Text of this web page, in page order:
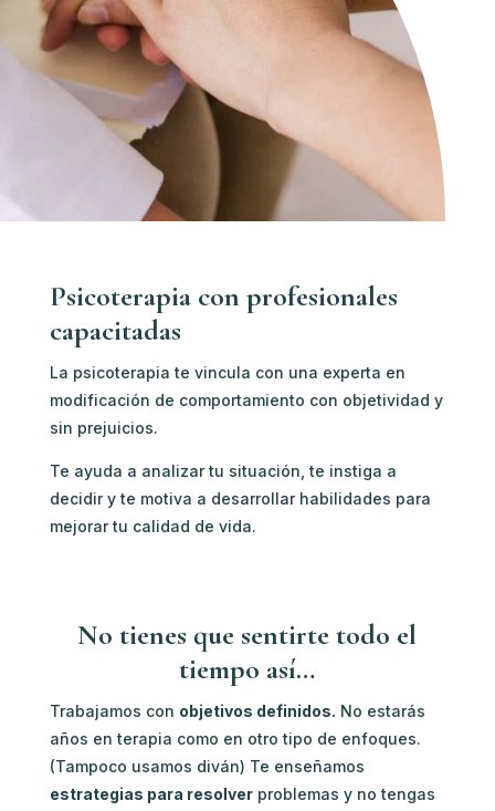
Psicoterapia con profesionales
capacitadas
La psicoterapia te vincula con una experta en
modificación de comportamiento con objetividad y
sin prejuicios.
Te ayuda a analizar tu situación, te instiga a
decidir y te motiva a desarrollar habilidades para
mejorar tu calidad de vida.
No tienes que sentirte todo el
tiempo así…
Trabajamos con objetivos definidos. No estarás
años en terapia como en otro tipo de enfoques.
(Tampoco usamos diván) Te enseñamos
estrategias para resolverproblemas y no tengas